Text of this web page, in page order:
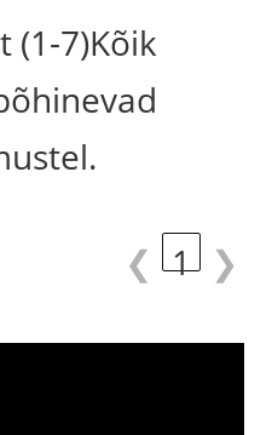
(1-7)Kõik
❮ 1 ❯